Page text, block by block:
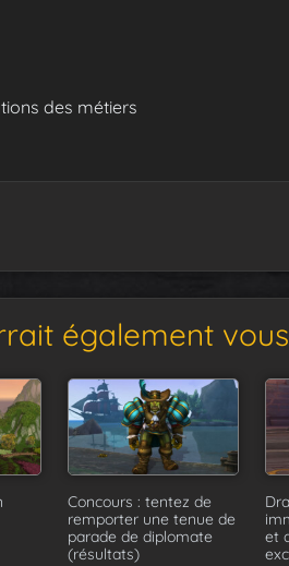
des métiers
également
Concours : tentez de
remporter une tenue de
parade de diplomate
(résultats)
et